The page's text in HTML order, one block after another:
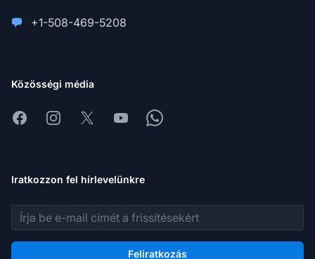
+1-508-469-5208
Közösségi média
FacebookInstagram
X YoutubeWhatsapp
Iratkozzon fel hírlevelünkre
E-mail cím
Feliratkozás